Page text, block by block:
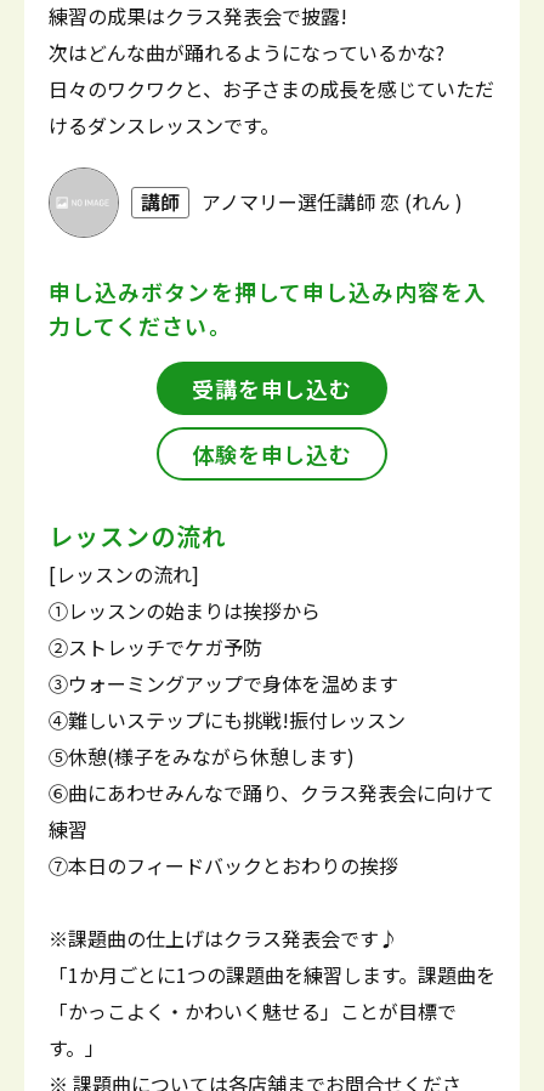
練習の成果はクラス発表会で披露!
次はどんな曲が踊れるようになっているかな?
日々のワクワクと、お子さまの成長を感じていただ
けるダンスレッスンです。
講師 アノマリー選任講師 恋 (れん )
申し込みボタンを押して申し込み内容を入
力してください。
受講を申し込む
体験を申し込む
レッスンの流れ
[レッスンの流れ]
①レッスンの始まりは挨拶から
②ストレッチでケガ予防
③ウォーミングアップで身体を温めます
④難しいステップにも挑戦!振付レッスン
⑤休憩(様子をみながら休憩します)
⑥曲にあわせみんなで踊り、クラス発表会に向けて
練習
⑦本日のフィードバックとおわりの挨拶
※課題曲の仕上げはクラス発表会です♪
「1か月ごとに1つの課題曲を練習します。課題曲を
「かっこよく・かわいく魅せる」ことが目標で
す。」
※ 課題曲については各店舗までお問合せくださ